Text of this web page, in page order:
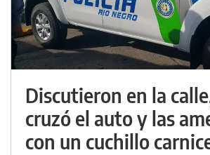
Discutieron en la
cruzó el auto y las
con un cuchillo